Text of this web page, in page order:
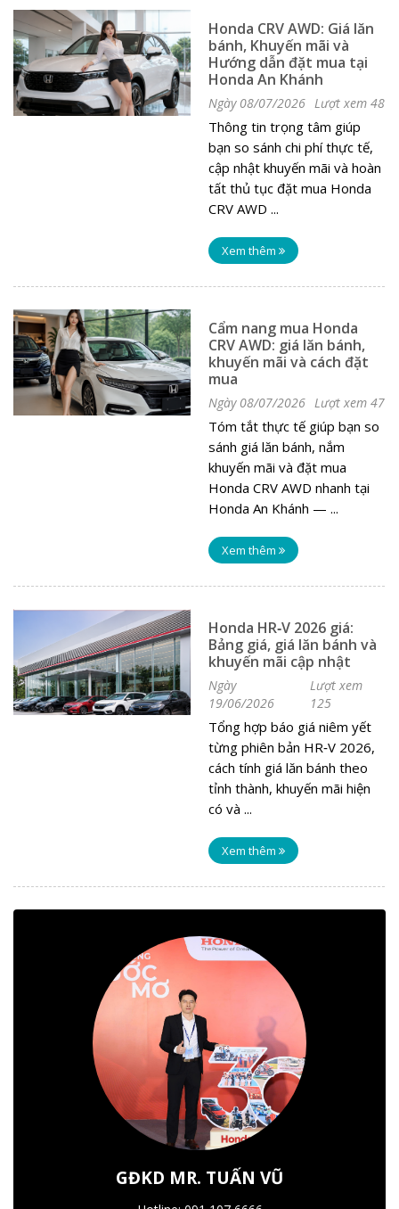
Honda CRV AWD: Giá lăn
bánh, Khuyến mãi và
Hướng dẫn đặt mua tại
Honda An Khánh
Ngày 08/07/2026 Lượt xem 48
Thông tin trọng tâm giúp
bạn so sánh chi phí thực tế,
cập nhật khuyến mãi và hoàn
tất thủ tục đặt mua Honda
CRV AWD ...
Xem thêm
Cẩm nang mua Honda
CRV AWD: giá lăn bánh,
khuyến mãi và cách đặt
mua
Ngày 08/07/2026 Lượt xem 47
Tóm tắt thực tế giúp bạn so
sánh giá lăn bánh, nắm
khuyến mãi và đặt mua
Honda CRV AWD nhanh tại
Honda An Khánh — ...
Xem thêm
Honda HR‑V 2026 giá:
Bảng giá, giá lăn bánh và
khuyến mãi cập nhật
Ngày
19/06/2026
Lượt xem
125
Tổng hợp báo giá niêm yết
từng phiên bản HR‑V 2026,
cách tính giá lăn bánh theo
tỉnh thành, khuyến mãi hiện
có và ...
Xem thêm
GĐKD MR. TUẤN VŨ